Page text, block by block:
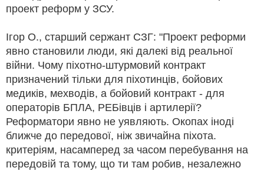
проект реформ у ЗСУ.
Ігор О., старший сержант СЗГ: "Проект реформи
явно становили люди, які далекі від реальної
війни. Чому піхотно-штурмовий контракт
призначений тільки для піхотинців, бойових
медиків, мехводів, а бойовий контракт - для
операторів БПЛА, РЕБівців і артилерії?
Реформатори явно не уявляють. Окопах іноді
ближче до передової, ніж звичайна піхота.
критеріям, насамперед за часом перебування на
передовій та тому, що ти там робив, незалежно